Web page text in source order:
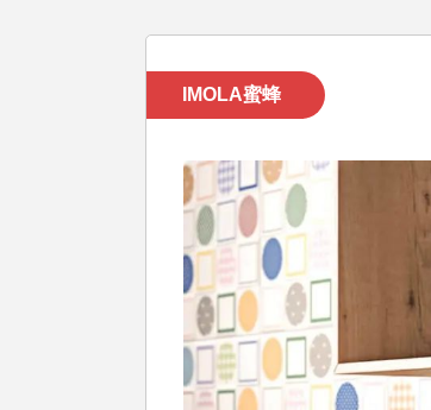
IMOLA蜜蜂